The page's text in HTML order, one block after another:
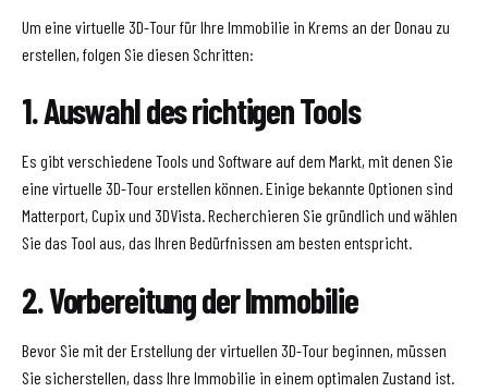
Um eine virtuelle 3D-Tour für Ihre Immobilie in Krems an der Donau zu
erstellen, folgen Sie diesen Schritten:
1. Auswahl des richtigen Tools
Es gibt verschiedene Tools und Software auf dem Markt, mit denen Sie
eine virtuelle 3D-Tour erstellen können. Einige bekannte Optionen sind
Matterport, Cupix und 3DVista. Recherchieren Sie gründlich und wählen
Sie das Tool aus, das Ihren Bedürfnissen am besten entspricht.
2. Vorbereitung der Immobilie
Bevor Sie mit der Erstellung der virtuellen 3D-Tour beginnen, müssen
Sie sicherstellen, dass Ihre Immobilie in einem optimalen Zustand ist.